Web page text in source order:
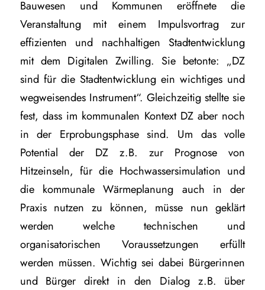
Bauwesen und Kommunen eröffnete die
Veranstaltung mit einem Impulsvortrag zur
effizienten und nachhaltigen Stadtentwicklung
mit dem Digitalen Zwilling. Sie betonte: „DZ
sind für die Stadtentwicklung ein wichtiges und
wegweisendes Instrument“. Gleichzeitig stellte sie
fest, dass im kommunalen Kontext DZ aber noch
in der Erprobungsphase sind. Um das volle
Potential der DZ z.B. zur Prognose von
Hitzeinseln, für die Hochwassersimulation und
die kommunale Wärmeplanung auch in der
Praxis nutzen zu können, müsse nun geklärt
werden welche technischen und
organisatorischen Voraussetzungen erfüllt
werden müssen. Wichtig sei dabei Bürgerinnen
und Bürger direkt in den Dialog z.B. über